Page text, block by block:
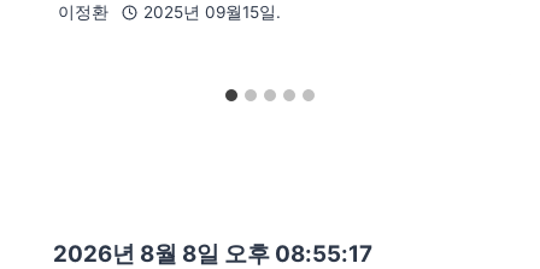
이정환 2025년 09월15일.
2026년 8월 8일 오후 08:55:18